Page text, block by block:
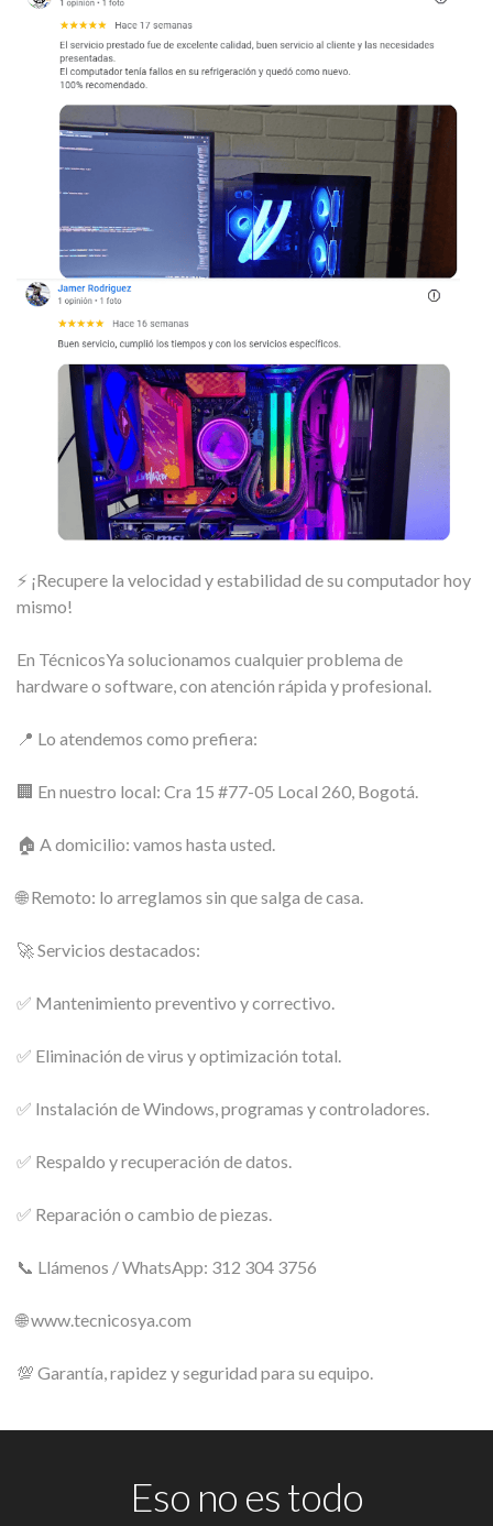
⚡ ¡Recupere la velocidad y estabilidad de su computador hoy
mismo!
En TécnicosYa solucionamos cualquier problema de
hardware o software, con atención rápida y profesional.
📍 Lo atendemos como prefiera:
🏢 En nuestro local: Cra 15 #77-05 Local 260, Bogotá.
🏠 A domicilio: vamos hasta usted.
🌐 Remoto: lo arreglamos sin que salga de casa.
🚀 Servicios destacados:
✅ Mantenimiento preventivo y correctivo.
✅ Eliminación de virus y optimización total.
✅ Instalación de Windows, programas y controladores.
✅ Respaldo y recuperación de datos.
✅ Reparación o cambio de piezas.
📞 Llámenos / WhatsApp: 312 304 3756
🌐 www.tecnicosya.com
💯 Garantía, rapidez y seguridad para su equipo.
Eso no es todo